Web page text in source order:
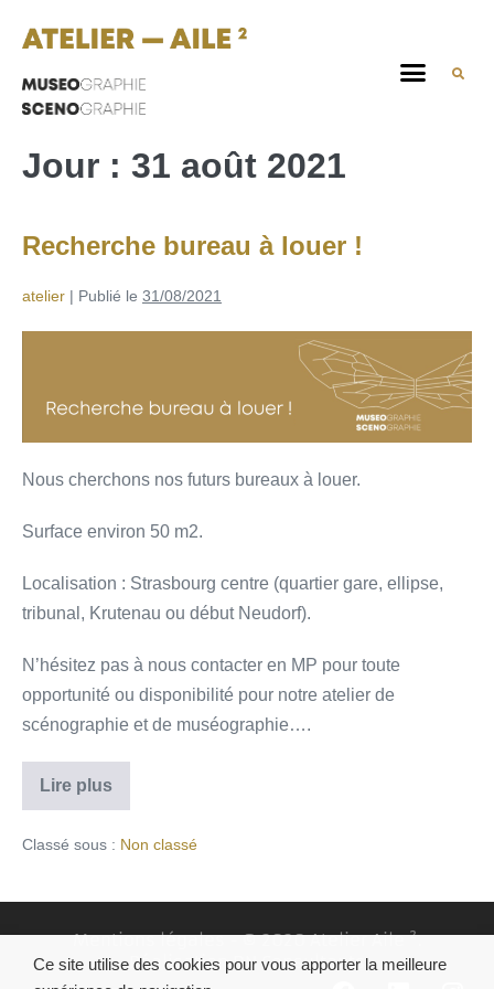
Jour : 31 août 2021
Recherche bureau à louer !
atelier | Publié le 31/08/2021
Nous cherchons nos futurs bureaux à louer.
Surface environ 50 m2.
Localisation : Strasbourg centre (quartier gare, ellipse,
tribunal, Krutenau ou début Neudorf).
N’hésitez pas à nous contacter en MP pour toute
opportunité ou disponibilité pour notre atelier de
scénographie et de muséographie….
Lire plus
Classé sous : Non classé
Mentions légales- © 2020 Atelier Aile ².
RéalisationDN Consultants
Ce site utilise des cookies pour vous apporter la meilleure